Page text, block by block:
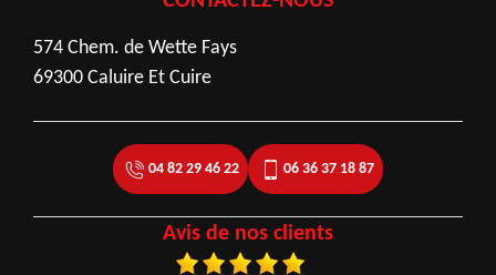
574 Chem. de Wette Fays
69300 Caluire Et Cuire
04 82 29 46 22 06 36 37 18 87
Avis de nos clients